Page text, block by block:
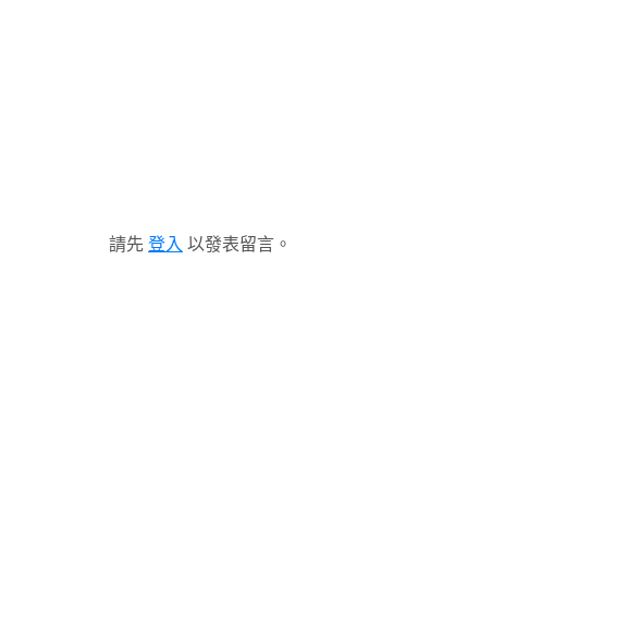
請先 登入 以發表留言。